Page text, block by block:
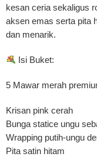
kesan ceria sekaligus
aksen emas serta pita
dan menarik.
Isi Buket:
5 Mawar merah
Krisan pink cerah
Bunga statice ungu
Wrapping putih-ungu
Pita satin hitam